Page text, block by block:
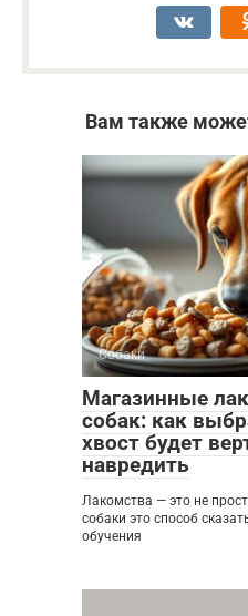
Вам также
Собаки
Магазинные
собак: как
хвост будет
навредить
Лакомства — это не
собаки это способ
обучения